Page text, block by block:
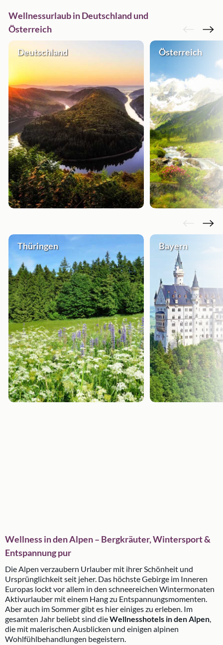
Wellnessurlaub in Deutschland und
Österreich
Deutschland Österreich
Thüringen Bayern
Wellness in den Alpen – Bergkräuter, Wintersport &
Entspannung pur
Die Alpen verzaubern Urlauber mit ihrer Schönheit und
Ursprünglichkeit seit jeher. Das höchste Gebirge im Inneren
Europas lockt vor allem in den schneereichen Wintermonaten
Aktivurlauber mit einem Hang zu Entspannungsmomenten.
Aber auch im Sommer gibt es hier einiges zu erleben. Im
gesamten Jahr beliebt sind dieWellnesshotels in den Alpen,
die mit malerischen Ausblicken und einigen alpinen
Wohlfühlbehandlungen begeistern.